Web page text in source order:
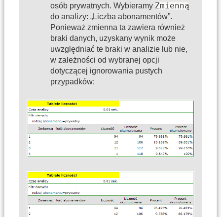
osób prywatnych. Wybieramy Zmienną
do analizy: „Liczba abonamentów”.
Ponieważ zmienna ta zawiera również
braki danych, uzyskany wynik może
uwzględniać te braki w analizie lub nie,
w zależności od wybranej opcji
dotyczącej ignorowania pustych
przypadków: